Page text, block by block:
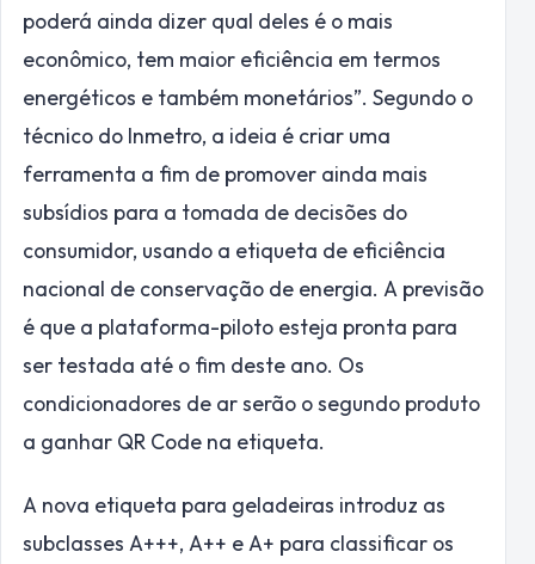
poderá ainda dizer qual deles é o mais
econômico, tem maior eficiência em termos
energéticos e também monetários”. Segundo o
técnico do Inmetro, a ideia é criar uma
ferramenta a fim de promover ainda mais
subsídios para a tomada de decisões do
consumidor, usando a etiqueta de eficiência
nacional de conservação de energia. A previsão
é que a plataforma-piloto esteja pronta para
ser testada até o fim deste ano. Os
condicionadores de ar serão o segundo produto
a ganhar QR Code na etiqueta.
A nova etiqueta para geladeiras introduz as
subclasses A+++, A++ e A+ para classificar os